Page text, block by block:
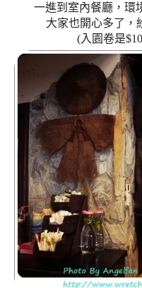
一進到室內餐廳，環
大家也開心多了，
(入園卷是